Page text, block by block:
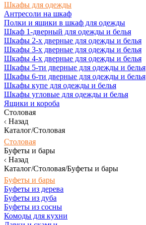
Шкафы для одежды
Антресоли на шкаф
Полки и ящики в шкаф для одежды
Шкаф 1-дверный для одежды и белья
Шкафы 2-х дверные для одежды и белья
Шкафы 3-х дверные для одежды и белья
Шкафы 4-х дверные для одежды и белья
Шкафы 5-ти дверные для одежды и белья
Шкафы 6-ти дверные для одежды и белья
Шкафы купе для одежды и белья
Шкафы угловые для одежды и белья
Ящики и короба
Столовая
Назад
Каталог/Столовая
Столовая
Буфеты и бары
Назад
Каталог/Столовая/Буфеты и бары
Буфеты и бары
Буфеты из дерева
Буфеты из дуба
Буфеты из сосны
Комоды для кухни